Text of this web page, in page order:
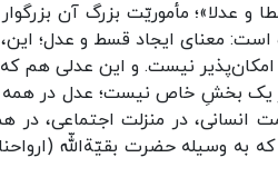
و عدلا»؛ مأموریّت بزرگ آن
است: معنای ایجاد قسط و عدل؛
امکان‌پذیر نیست. و این عدلی هم
یک بخشِ خاص نیست؛ عدل در
انسانی، در منزلت اجتماعی، در
وسیله‌ حضرت بقیّة‌اللّه (ارواحنا